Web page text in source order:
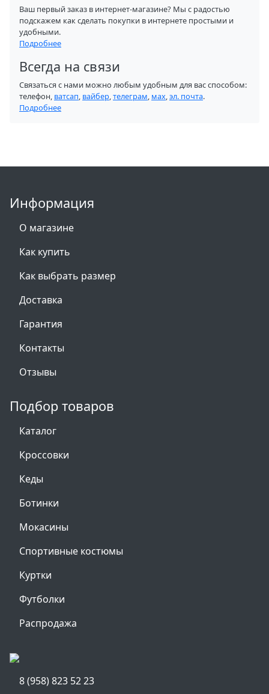
Ваш первый заказ в интернет-магазине? Мы с радостью
подскажем как сделать покупки в интернете простыми и
удобными.
Подробнее
Всегда на связи
Связаться с нами можно любым удобным для вас способом:
телефон, ватсап, вайбер,телеграм, мах,эл. почта.
Подробнее
Информация
О магазине
Как купить
Как выбрать размер
Доставка
Гарантия
Контакты
Отзывы
Подбор товаров
Каталог
Кроссовки
Кеды
Ботинки
Мокасины
Спортивные костюмы
Куртки
Футболки
Распродажа
8 (958) 823 52 23